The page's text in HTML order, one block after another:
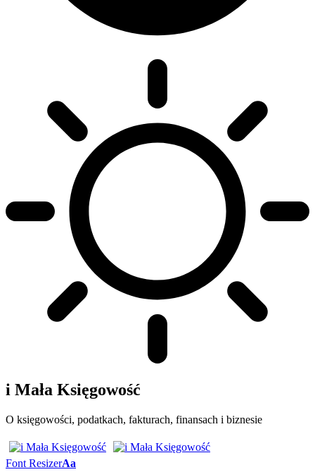
i Mała Księgowość
O księgowości, podatkach, fakturach, finansach i biznesie
Font ResizerAa